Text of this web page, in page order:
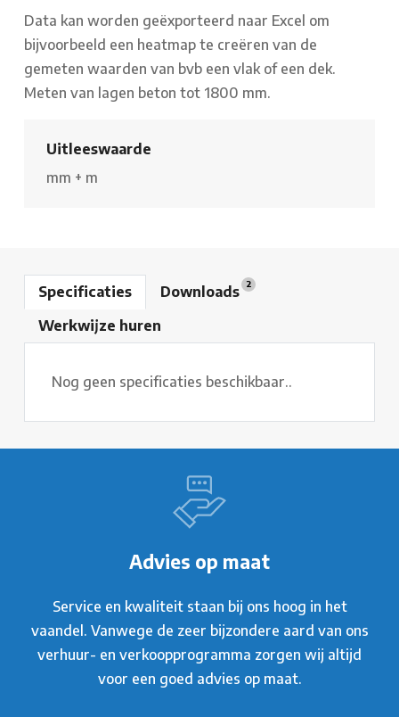
Data kan worden geëxporteerd naar Excel om
bijvoorbeeld een heatmap te creëren van de
gemeten waarden van bvb een vlak of een dek.
Meten van lagen beton tot 1800 mm.
Uitleeswaarde
mm + m
Specificaties Downloads 2
Werkwijze huren
Nog geen specificaties beschikbaar..
Advies op maat
Service en kwaliteit staan bij ons hoog in het
vaandel. Vanwege de zeer bijzondere aard van ons
verhuur- en verkoopprogramma zorgen wij altijd
voor een goed advies op maat.